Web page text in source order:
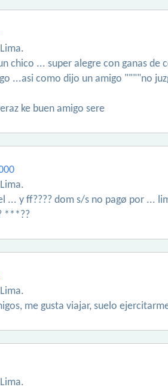
chico ... super alegre con ganas
...asi como dijo un amigo """"no
ke buen amigo sere
... y ff???? dom s/s no pagø por ...
***??
me gusta viajar, suelo